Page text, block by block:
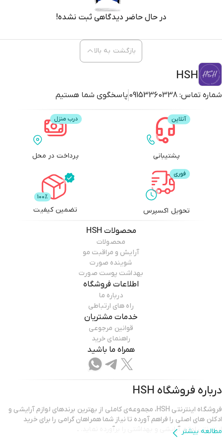
در حال حاضر دیدگاهی ثبت نشده!
HSH
شماره تماس: 09153360338 پاسخگوی شما هستیم
بازگشت به بالا
پشتیبانی پرداخت در محل
تحویل اکسپرس تضمین کیفیت
محصولات HSH
محصولات
آرایش و مراقبت مو
شوینده صورت
بهداشت پوست صورت
اطلاعات فروشگاه
درباره ما
راه های ارتباطی
خدمات مشتریان
قوانین مرجوعی
راهنمای خرید
همراه ما باشید
درباره فروشگاه HSH
فروشگاه اینترنتی HSH، مجموعه‌ی کاملی از بهترین برندهای لوازم آرایشی و
ادکلن های اصلی را فراهم آورده تا نیاز شما همراهان گرامی را برای خرید
اینترنتی لوازم آرایشی و بهداشتی را برآورده نماید. . مطالعه بیشتر